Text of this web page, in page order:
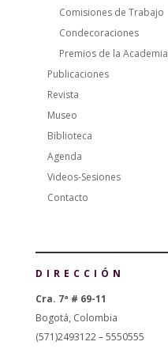
Comisiones de Trabajo
Condecoraciones
Premios de la Academia
Publicaciones
Revista
Museo
Biblioteca
Agenda
Videos-Sesiones
Contacto
DIRECCIÓN
Cra. 7ª # 69-11
Bogotá, Colombia
(571)2493122 – 5550555